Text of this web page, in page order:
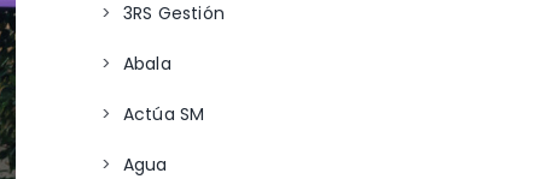
3RS Gestión
Abala
Actúa SM
Agua